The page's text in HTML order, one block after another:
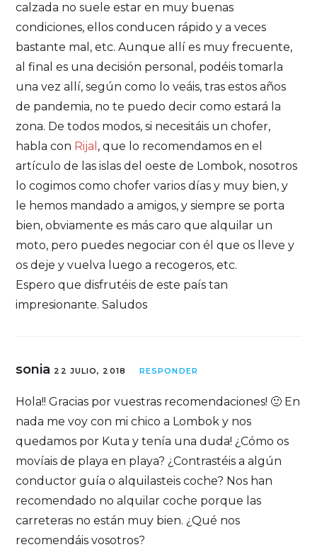
calzada no suele estar en muy buenas
condiciones, ellos conducen rápido y a veces
bastante mal, etc. Aunque allí es muy frecuente,
al final es una decisión personal, podéis tomarla
una vez allí, según como lo veáis, tras estos años
de pandemia, no te puedo decir como estará la
zona. De todos modos, si necesitáis un chofer,
habla con Rijal , que lo recomendamos en el
artículo de las islas del oeste de Lombok, nosotros
lo cogimos como chofer varios días y muy bien, y
le hemos mandado a amigos, y siempre se porta
bien, obviamente es más caro que alquilar un
moto, pero puedes negociar con él que os lleve y
os deje y vuelva luego a recogeros, etc.
Espero que disfrutéis de este país tan
impresionante. Saludos
sonia 22 JULIO, 2018 RESPONDER
Hola!! Gracias por vuestras recomendaciones! 🙂 En
nada me voy con mi chico a Lombok y nos
quedamos por Kuta y tenía una duda! ¿Cómo os
movíais de playa en playa? ¿Contrastéis a algún
conductor guía o alquilasteis coche? Nos han
recomendado no alquilar coche porque las
carreteras no están muy bien. ¿Qué nos
recomendáis vosotros?